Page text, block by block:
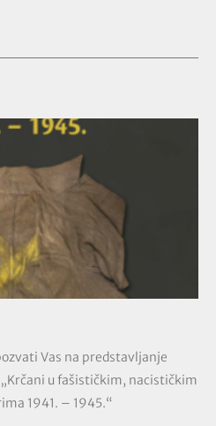
Vas na predstavljanje
u fašističkim, nacističkim
1941. – 1945.“